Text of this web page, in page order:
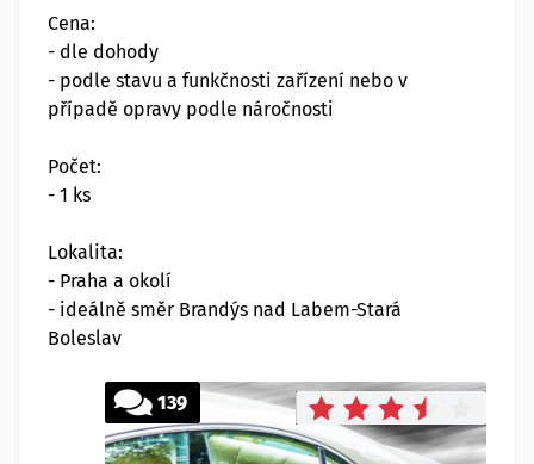
Cena:
- dle dohody
- podle stavu a funkčnosti zařízení nebo v
případě opravy podle náročnosti
Počet:
- 1 ks
Lokalita:
- Praha a okolí
- ideálně směr Brandýs nad Labem-Stará
Boleslav
139